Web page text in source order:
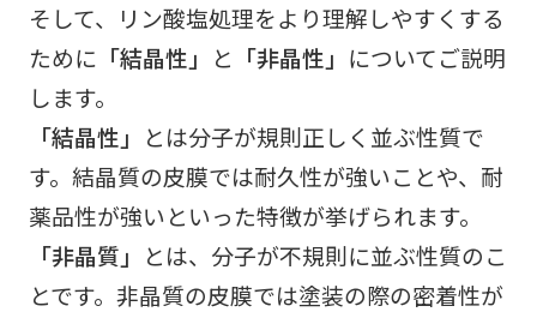
そして、リン酸塩処理をより理解しやすくする
ために 「結晶性」 と 「非晶性」 についてご説明
します。
「結晶性」 とは分子が規則正しく並ぶ性質で
す。結晶質の皮膜では耐久性が強いことや、耐
薬品性が強いといった特徴が挙げられます。
「非晶質」 とは、分子が不規則に並ぶ性質のこ
とです。非晶質の皮膜では塗装の際の密着性が